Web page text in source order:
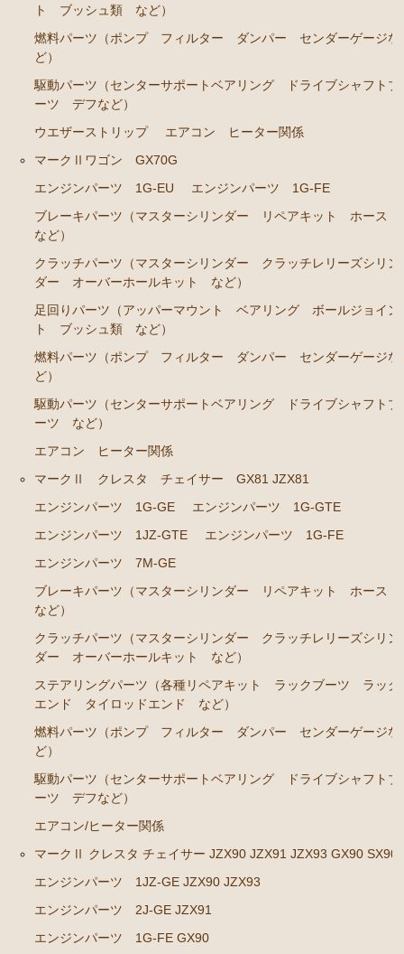
エンジンパーツ 2T-GEU
エンジンパーツ 18R-GEU
排気パーツ（Exhaust Parts）
ブレーキパーツ（マスターシリンダー リペアキッ
ト ホース など）
クラッチパーツ（マスターシリンダー クラッチレリ
ステアリングパーツ（各種リペアキット ラックブー
ツ ラックエンド タイロッドエンド など）
足回りパーツ（アッパーマウント ベアリング ボー
ルジョイント ブッシュ類 など）
燃料パーツ（ポンプ フィルター ダンパー センダ
ーゲージなど）
駆動パーツ（センターサポートベアリング ドライブ
シャフトブーツ デフなど）
エアコン ヒーター関係
カローラレビン スプリンタートレノ AE86
エンジンパーツ 4A-GEU
ブレーキパーツ（マスターシリンダー リペアキッ
ト ホース など）
クラッチパーツ（マスターシリンダー クラッチレリ
足廻りパーツ（アッパーマウント ベアリング ボー
燃料パーツ（ポンプ フィルター など）
駆動パーツ（センターサポートベアリング ドライブ
シャフトブーツ など）
キャップ ローター センサー など）
ンカップリング ホース類 など）
ト ブッシュ類 など）
燃料パーツ（ポンプ フィルター ダンパー センダーゲージな
ど）
駆動パーツ（センターサポートベアリング ドライブシャフトブ
ーツ デフなど）
ウエザーストリップ
エアコン ヒーター関係
マークⅡワゴン GX70G
エンジンパーツ 1G-EU
エンジンパーツ 1G-FE
ブレーキパーツ（マスターシリンダー リペアキット ホース
など）
クラッチパーツ（マスターシリンダー クラッチレリーズシリン
ダー オーバーホールキット など）
足回りパーツ（アッパーマウント ベアリング ボールジョイン
ト ブッシュ類 など）
燃料パーツ（ポンプ フィルター ダンパー センダーゲージな
ど）
駆動パーツ（センターサポートベアリング ドライブシャフトブ
ーツ など）
エアコン ヒーター関係
マークⅡ クレスタ チェイサー GX81 JZX81
エンジンパーツ 1G-GE
エンジンパーツ 1G-GTE
エンジンパーツ 1JZ-GTE
エンジンパーツ 1G-FE
エンジンパーツ 7M-GE
ブレーキパーツ（マスターシリンダー リペアキット ホース
など）
クラッチパーツ（マスターシリンダー クラッチレリーズシリン
ダー オーバーホールキット など）
ステアリングパーツ（各種リペアキット ラックブーツ ラック
エンド タイロッドエンド など）
燃料パーツ（ポンプ フィルター ダンパー センダーゲージな
ど）
駆動パーツ（センターサポートベアリング ドライブシャフトブ
ーツ デフなど）
エアコン/ヒーター関係
マークⅡ クレスタ チェイサー JZX90 JZX91 JZX93 GX90 SX90
エンジンパーツ 1JZ-GE JZX90 JZX93
エンジンパーツ 2J-GE JZX91
エンジンパーツ 1G-FE GX90